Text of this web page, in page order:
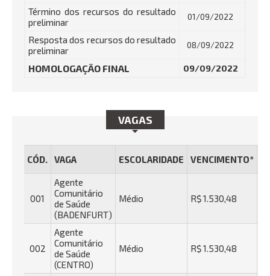
Término dos recursos do resultado
preliminar
01/09/2022
Resposta dos recursos do resultado
preliminar
08/09/2022
HOMOLOGAÇÃO FINAL 09/09/2022
VAGAS
CÓD. VAGA ESCOLARIDADE VENCIMENTO*
001
Agente
Comunitário
de Saúde
(BADENFURT)
Médio R$ 1.530,48
002
Agente
Comunitário
de Saúde
(CENTRO)
Médio R$ 1.530,48